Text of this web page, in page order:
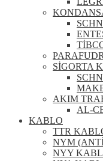
SİGORTA
AKIM
AL-
KABLO
TTR
NYM
NYY